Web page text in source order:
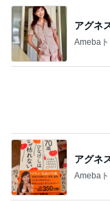
アグネ
Ameba
小柳ル
Ameba